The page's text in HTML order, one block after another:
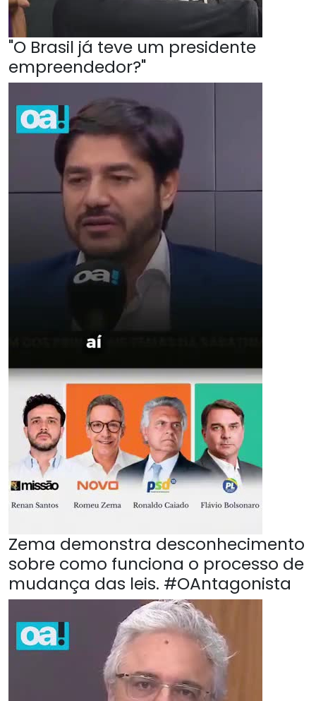
"O Brasil já teve um presidente
empreendedor?"
Zema demonstra desconhecimento
sobre como funciona o processo de
mudança das leis. #OAntagonista